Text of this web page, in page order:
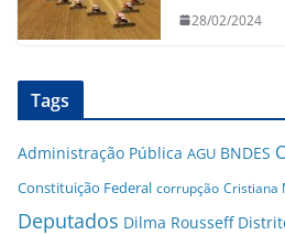
28/02/2024
Tags
Administração Pública AGU BNDES
Constituição Federal corrupção Cristiana
Deputados Dilma Rousseff